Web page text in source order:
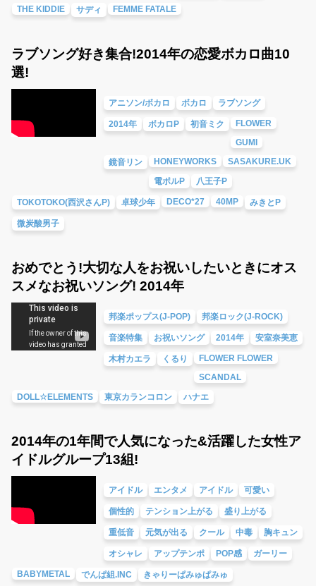
THE KIDDIE サディ FEMME FATALE
ラブソング好き集合!2014年の恋愛ボカロ曲10
選!
アニソン/ボカロ ボカロ ラブソング
2014年 ボカロP 初音ミク
FLOWER
GUMI
鏡音リン
HONEYWORKS
SASAKURE.UK
電ポルP
八王子P
TOKOTOKO(西沢さんP) 卓球少年 DECO*27 40MP みきとP
微炭酸男子
おめでとう!大切な人をお祝いしたいときにオス
スメなお祝いソング! 2014年
邦楽ポップス(J-POP) 邦楽ロック(J-ROCK)
音楽特集 お祝いソング 2014年 安室奈美恵
木村カエラ くるり
FLOWER FLOWER
SCANDAL
DOLL☆ELEMENTS
東京カランコロン ハナエ
2014年の1年間で人気になった&活躍した女性ア
イドルグループ13組!
アイドル エンタメ アイドル 可愛い
個性的 テンション上がる 盛り上がる
重低音 元気が出る クール 中毒 胸キュン
オシャレ アップテンポ POP感 ガーリー
BABYMETAL でんぱ組.INC きゃりーぱみゅぱみゅ